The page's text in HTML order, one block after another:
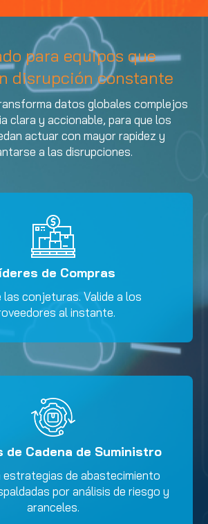
para equipos que
disrupción constante
datos globales complejos
clara y accionable, para que los
actuar con mayor rapidez y
a las disrupciones.
de Compras
las conjeturas. Valide a los
al instante.
de Cadena de Suministro
de abastecimiento
por análisis de riesgo y
aranceles.